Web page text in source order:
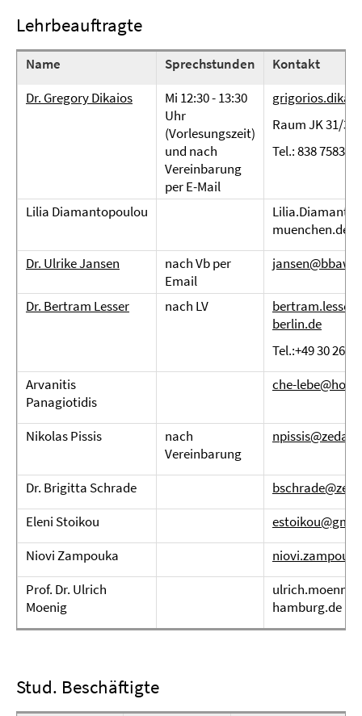
Lehrbeauftragte
Name Sprechstunden
Kontakt
Dr. Gregory Dikaios
Mi 12:30 - 13:30
Uhr
(Vorlesungszeit)
und nach
Vereinbarung
per E-Mail
Raum JK 31/321
Tel.: 838 75831
Lilia Diamantopoulou
muenchen.de
Dr. Ulrike Jansen
nach Vb per
Email
Dr. Bertram Lesser nach LV
berlin.de
Tel.:+49 30 266
Arvanitis
Panagiotidis
che-
Nikolas Pissis
nach
Vereinbarung
Dr. Brigitta Schrade
Eleni Stoikou
Niovi Zampouka
Prof. Dr. Ulrich
Moenig
hamburg.de
Stud. Beschäftigte